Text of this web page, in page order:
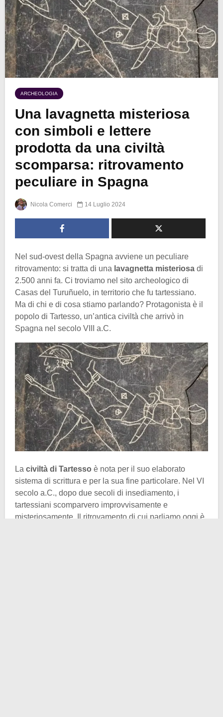
ARCHEOLOGIA
Una lavagnetta misteriosa
con simboli e lettere
prodotta da una civiltà
scomparsa: ritrovamento
peculiare in Spagna
Nicola Comerci 14 Luglio 2024
Nel sud-ovest della Spagna avviene un peculiare
ritrovamento: si tratta di una lavagnetta misteriosa di
2.500 anni fa. Ci troviamo nel sito archeologico di
Casas del Turuñuelo, in territorio che fu tartessiano.
Ma di chi e di cosa stiamo parlando? Protagonista è il
popolo di Tartesso, un’antica civiltà che arrivò in
Spagna nel secolo VIII a.C.
La civiltà di Tartesso è nota per il suo elaborato
sistema di scrittura e per la sua fine particolare. Nel VI
secolo a.C., dopo due secoli di insediamento, i
tartessiani scomparvero improvvisamente e
misteriosamente. Il ritrovamento di cui parliamo oggi è